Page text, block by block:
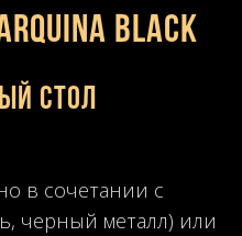
Black
стол
в сочетании с
черный металл) или